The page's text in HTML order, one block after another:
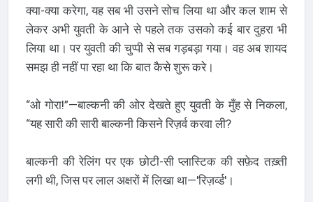
क्या-क्या करेगा, यह सब भी उसने सोच लिया था और कल शाम से
लेकर अभी युवती के आने से पहले तक उसको कई बार दुहरा भी
लिया था। पर युवती की चुप्पी से सब गड़बड़ा गया। वह अब शायद
समझ ही नहीं पा रहा था कि बात कैसे शुरू करे।
“ओ गोरा!”—बाल्कनी की ओर देखते हुए युवती के मुँह से निकला,
“यह सारी की सारी बाल्कनी किसने रिज़र्व करवा ली?
बाल्कनी की रेलिंग पर एक छोटी-सी प्लास्टिक की सफ़ेद तख़्ती
लगी थी, जिस पर लाल अक्षरों में लिखा था—'रिज़र्व्ड'।